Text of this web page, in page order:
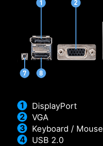
DisplayPort
VGA
Keyboard / Mouse
USB 2.0